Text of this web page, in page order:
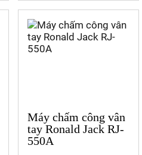
Máy chấm công vân
tay Ronald Jack RJ-
550A